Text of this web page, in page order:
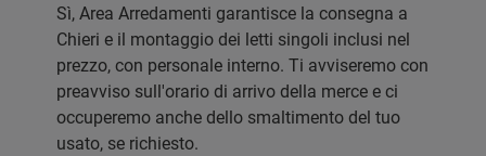
Sì, Area Arredamenti garantisce la consegna a
Chieri e il montaggio dei letti singoli inclusi nel
prezzo, con personale interno. Ti avviseremo con
preavviso sull'orario di arrivo della merce e ci
occuperemo anche dello smaltimento del tuo
usato, se richiesto.